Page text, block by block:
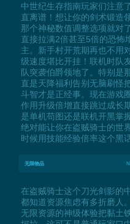
中世纪生存指南玩家们注意
直离谱！想让你的剑术锻造
那个神秘数值调整选项就对
直接拉满2倍甚至5倍的恐怖
主。新手村开荒期再也不用
级速度堪比开挂！联机时队
队突袭伯爵领地了。特别是
直是天降福利告别无脑刷怪
斗智才是正经事。现在游戏
作用升级倍增直接跳过成长
是单机苟图还是联机开黑掌
绝对能让你在盗贼骑士的世
时候用技能经验倍率这个黑
无限物品
在盗贼骑士这个刀光剑影的
都知道资源焦虑有多折磨人
无限资源的神级体验把黏土